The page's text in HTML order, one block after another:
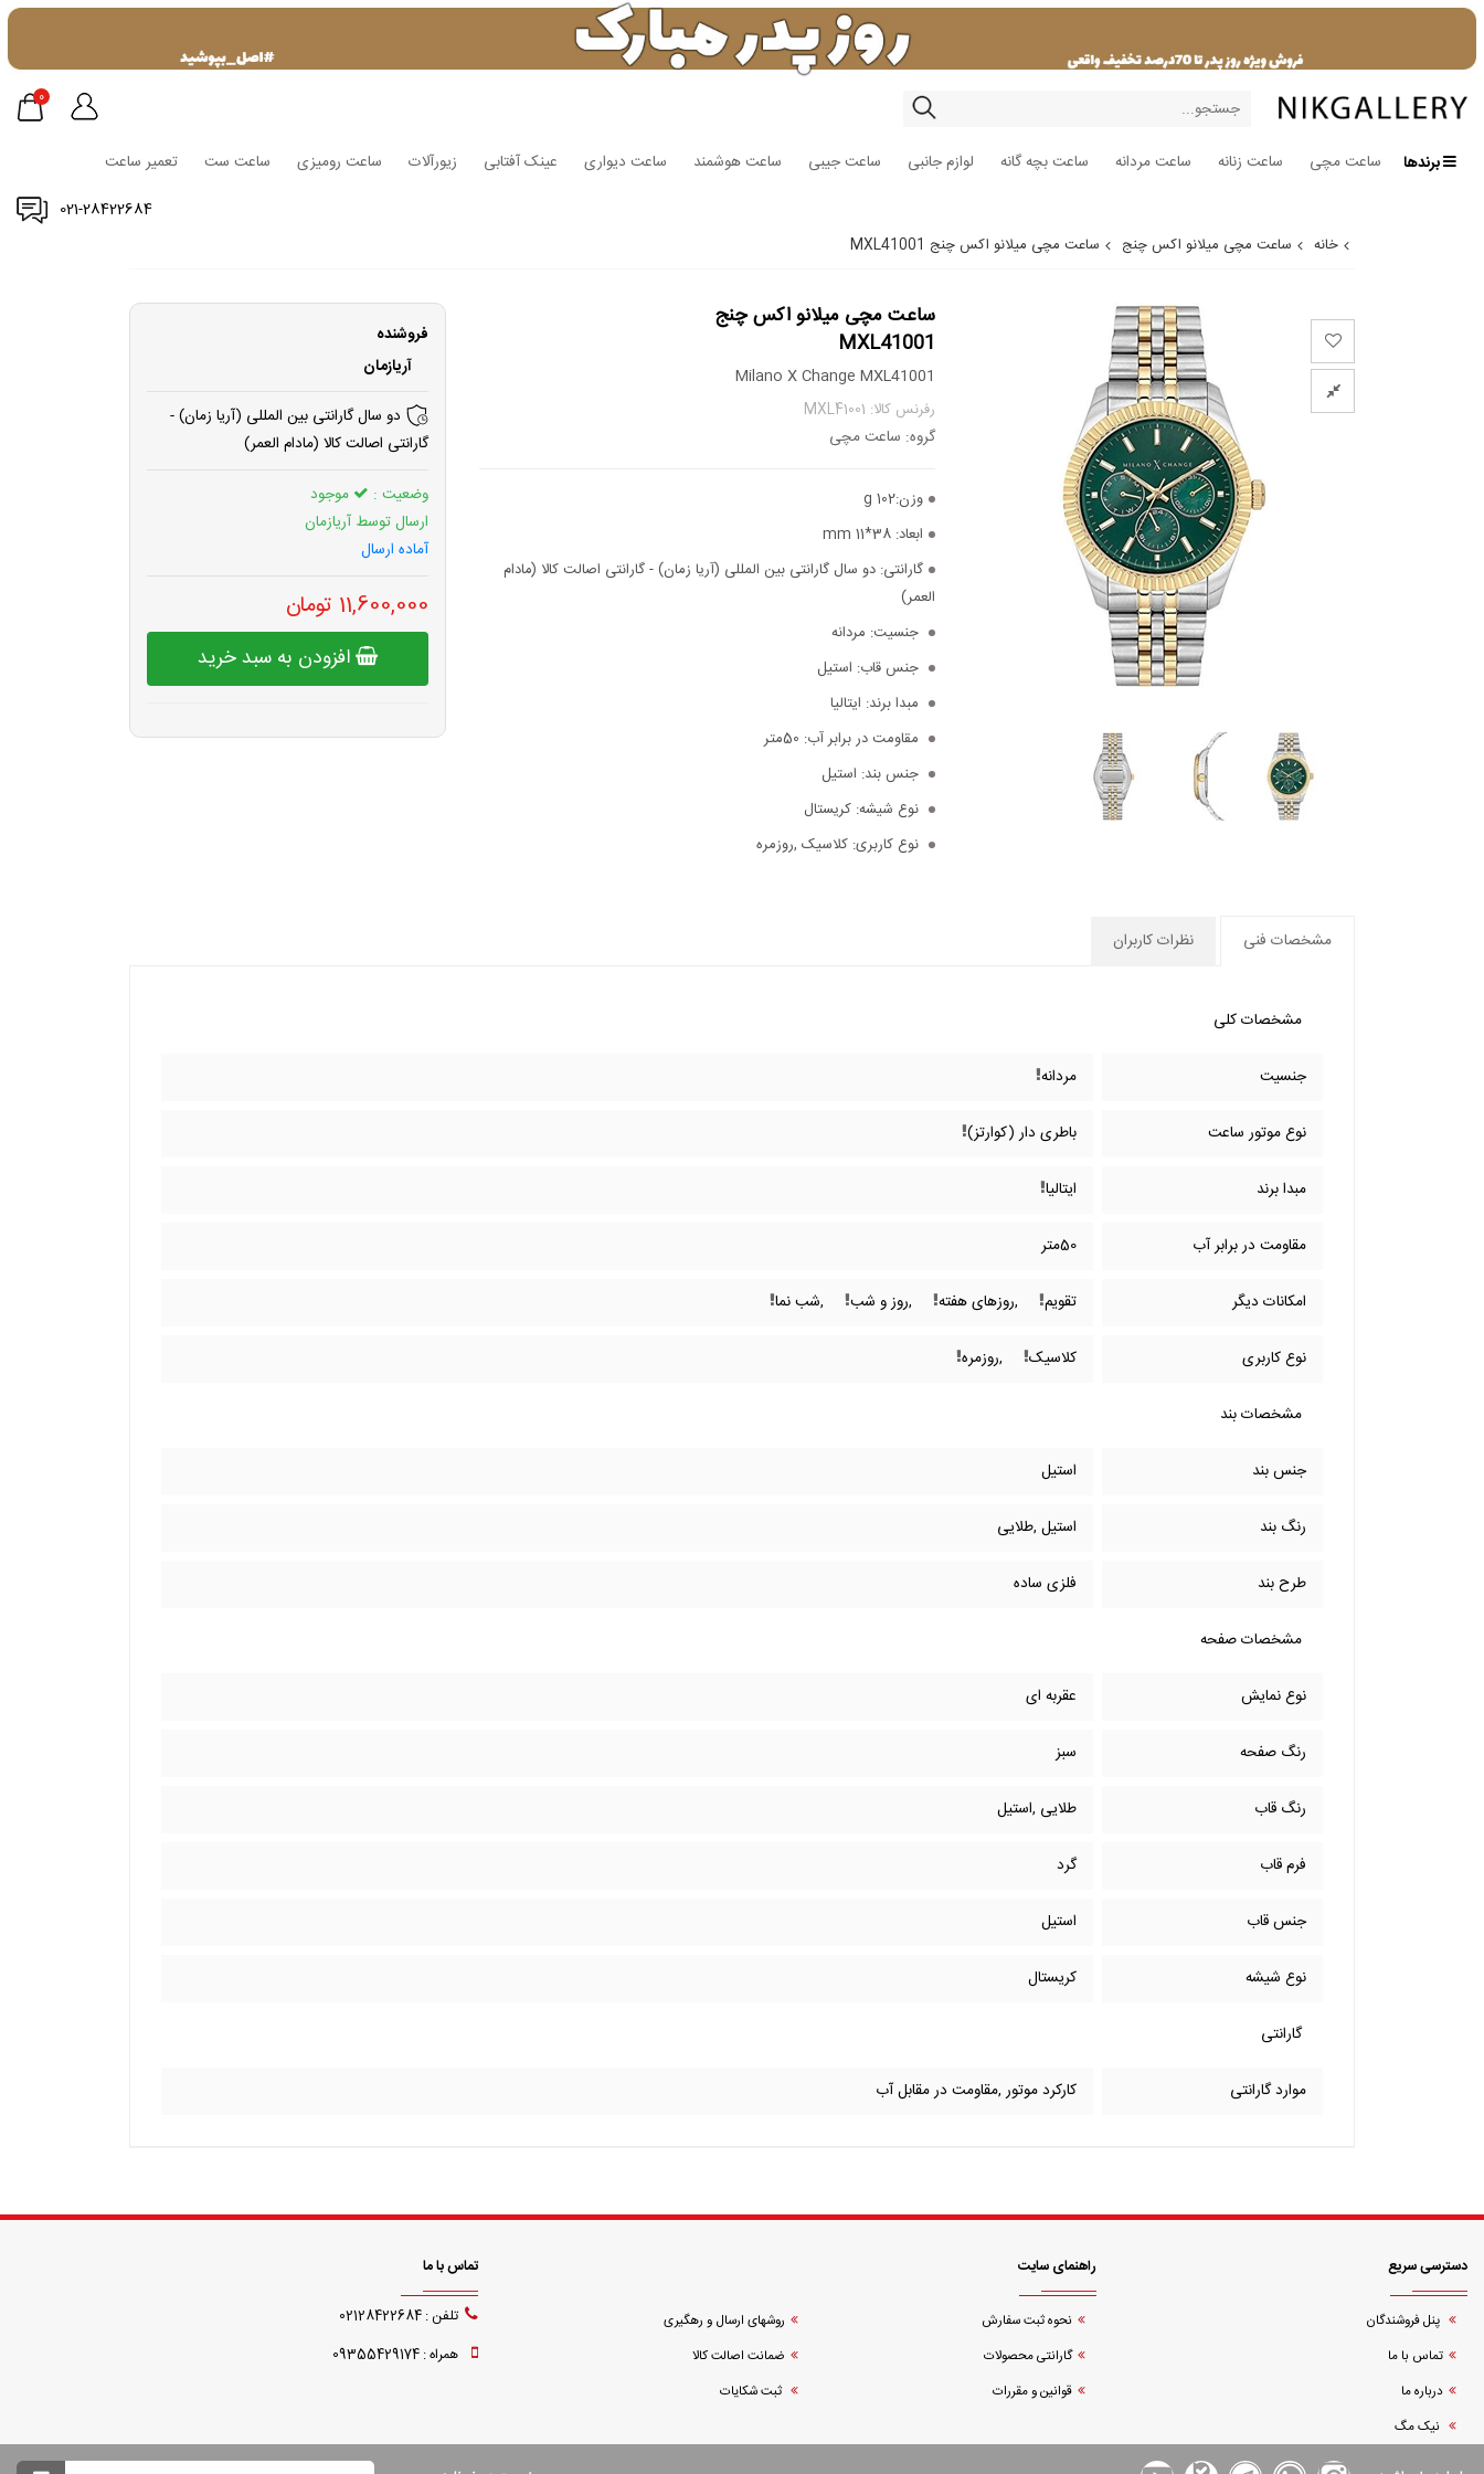
0
برندها ساعت مچی ساعت زنانه ساعت مردانه ساعت بچه گانه لوازم جانبی ساعت جیبی ساعت هوشمند ساعت دیواری عینک آفتابی زیورآلات ساعت رومیزی ساعت ست
تعمیر ساعت
021-28422684
خانه ساعت مچی میلانو اکس چنج ساعت مچی میلانو اکس چنج MXL41001
ساعت مچی میلانو اکس چنج
MXL41001
Milano X Change MXL41001
رفرنس کالا: MXL41001
گروه: ساعت مچی
وزن:102 g
ابعاد:
گارانتی: دو سال گارانتی بین المللی (آریا زمان) - گارانتی اصالت کالا (مادام
العمر)
جنسیت: مردانه
جنس قاب: استیل
مبدا برند: ایتالیا
مقاومت در برابر آب: 50متر
جنس بند: استیل
نوع شیشه: کریستال
نوع کاربری: کلاسیک ,روزمره
فروشنده
آریازمان
دو سال گارانتی بین المللی (آریا زمان) -
گارانتی اصالت کالا (مادام العمر)
وضعیت :
موجود
ارسال توسط آریازمان
آماده ارسال
11,600,000 تومان
افزودن به سبد خرید
مشخصات فنی نظرات کاربران
مشخصات کلی
جنسیت مردانه
نوع موتور ساعت باطری دار (کوارتز)
مبدا برند ایتالیا
مقاومت در برابر آب 50متر
امکانات دیگر تقویم ,روزهای هفته ,روز و شب ,شب نما
نوع کاربری کلاسیک ,روزمره
مشخصات بند
جنس بند استیل
رنگ بند استیل ,طلایی
طرح بند فلزی ساده
مشخصات صفحه
نوع نمایش عقربه ای
رنگ صفحه سبز
رنگ قاب طلایی ,استیل
فرم قاب گرد
جنس قاب استیل
نوع شیشه کریستال
گارانتی
موارد گارانتی کارکرد موتور ,مقاومت در مقابل آب
دسترسی سریع
پنل فروشندگان
تماس با ما
درباره ما
نیک مگ
راهنمای سایت
نحوه ثبت سفارش
روشهای ارسال و رهگیری
گارانتی محصولات
ضمانت اصالت کالا
قوانین و مقررات
ثبت شکایات
تماس با ما
تلفن : 02128422684
همراه : 09355429174